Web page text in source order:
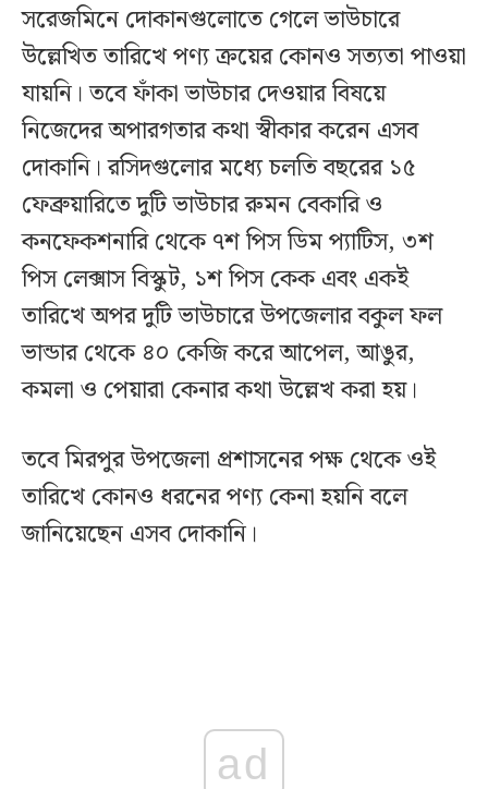
সরেজমিনে দোকানগুলোতে গেলে ভাউচারে
উল্লেখিত তারিখে পণ্য ক্রয়ের কোনও সত্যতা পাওয়া
যায়নি। তবে ফাঁকা ভাউচার দেওয়ার বিষয়ে
নিজেদের অপারগতার কথা স্বীকার করেন এসব
দোকানি। রসিদগুলোর মধ্যে চলতি বছরের ১৫
ফেব্রুয়ারিতে দুটি ভাউচার রুমন বেকারি ও
কনফেকশনারি থেকে ৭শ পিস ডিম প্যাটিস, ৩শ
পিস লেক্সাস বিস্কুট, ১শ পিস কেক এবং একই
তারিখে অপর দুটি ভাউচারে উপজেলার বকুল ফল
ভান্ডার থেকে ৪০ কেজি করে আপেল, আঙুর,
কমলা ও পেয়ারা কেনার কথা উল্লেখ করা হয়।
তবে মিরপুর উপজেলা প্রশাসনের পক্ষ থেকে ওই
তারিখে কোনও ধরনের পণ্য কেনা হয়নি বলে
জানিয়েছেন এসব দোকানি।
ad